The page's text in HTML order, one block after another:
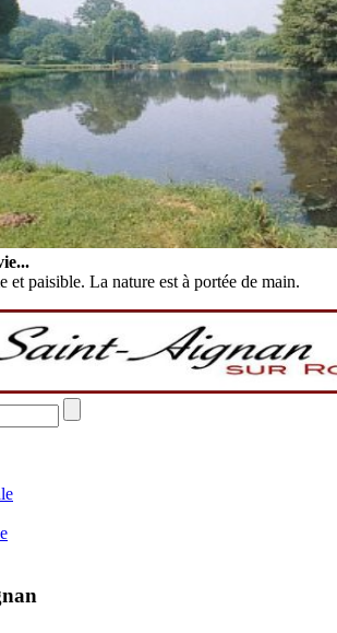
et paisible. La nature est à portée de main.